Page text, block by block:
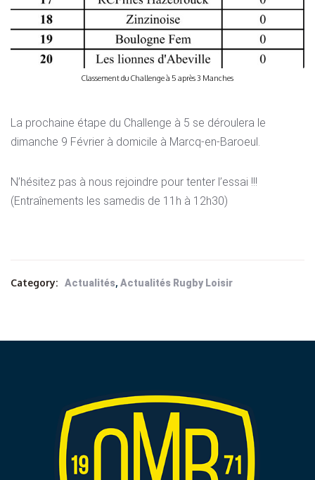
Classement du Challenge à 5 après 3 Manches
La prochaine étape du Challenge à 5 se déroulera le
dimanche 9 Février à domicile à Marcq-en-Baroeul.
N’hésitez pas à nous rejoindre pour tenter l’essai !!!
(Entraînements les samedis de 11h à 12h30)
Category: Actualités, Actualités Rugby Loisir